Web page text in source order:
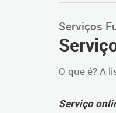
Serviços
O que é? A
Serviço